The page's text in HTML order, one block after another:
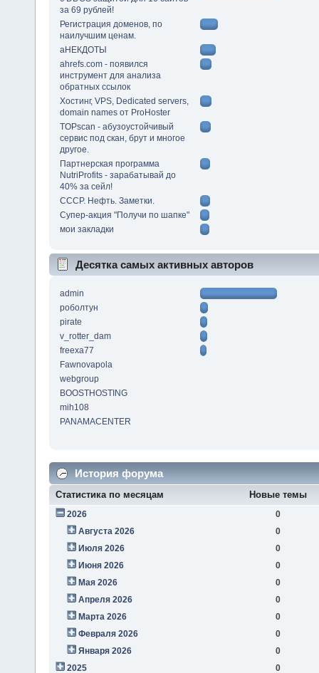
за 69 рублей!
Регистрация доменов, по
наилучшим ценам.
аНЕКДОТЫ
ahrefs.com - появился
инструмент для анализа
обратных ссылок
Хостинг, VPS, Dedicated servers,
domain names от ProHoster
TOPscan - абузоустойчивый
сервис под скан, брут и многое
другое.
Партнерская программа
NutriProfits - зарабатывай до
40% за сейл!
СССР. Нефть. Заметки.
Супер-акция "Получи по шапке"
мои закладки
Десятка самых активных авторов
admin
роболтун
pirate
v_rotter_dam
freexa77
Fawnovapola
webgroup
BOOSTHOSTING
mih108
PANAMACENTER
История форума
Статистика по месяцам Новые темы
2026
0
Августа 2026
0
Июля 2026
0
Июня 2026
0
Мая 2026
0
Апреля 2026
0
Марта 2026
0
Февраля 2026
0
Января 2026
0
2025
0